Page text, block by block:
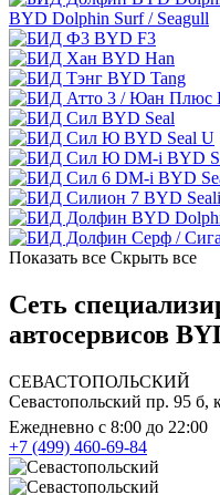
BYD Dolphin Surf / Seagull
BYD F3
BYD Han
BYD Tang
BYD Seal
BYD Seal U
BYD
BYD
BYD
BYD
Показать все Скрыть все
Сеть
автосервисов
СЕВАСТОПОЛЬСКИЙ
Севастопольский пр. 95 б,
Ежедневно с 8:00 до 22:00
+7 (499) 460-69-84